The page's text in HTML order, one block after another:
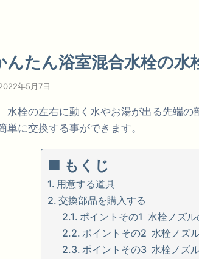
んたん浴室混合水栓の
年5月7日
水栓の左右に動く水やお湯が出る先端
単に交換する事ができます。
■ もくじ
用意する道具
交換部品を購入する
ポイントその1 水栓ノズル
ポイントその2 水栓ノズ
ポイントその3 水栓ノズ